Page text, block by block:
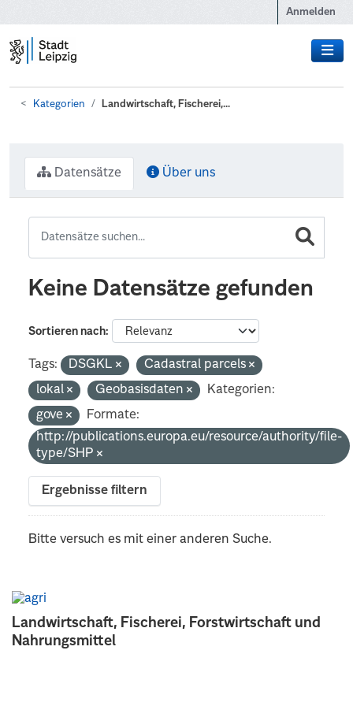
Anmelden
Kategorien Landwirtschaft, Fischerei,...
Landwirtschaft, Fischerei, Forstwirtschaft und
Nahrungsmittel
Datensätze Über uns
Keine Datensätze gefunden
Sortieren nach
Tags: DSGKL
Cadastral parcels
lokal
Geobasisdaten
Kategorien:
gove
Formate:
http://publications.europa.eu/resource/authority/file-
type/SHP
Ergebnisse filtern
Bitte versuch es mit einer anderen Suche.